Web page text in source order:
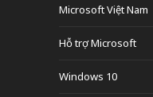
Microsoft Việt Nam
Hỗ trợ Microsoft
Windows 10